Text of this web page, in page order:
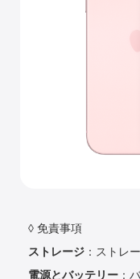
◊ 免責事項
ストレージ ：ストレ
電源とバッテリー ：